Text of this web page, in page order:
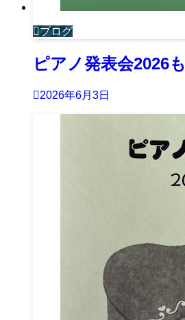
ブログ
ピアノ発表会2026
2026年6月3日